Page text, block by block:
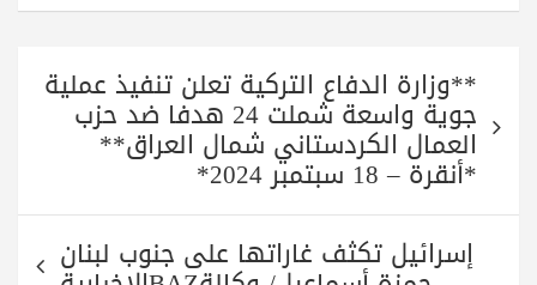
المقالات
**وزارة الدفاع التركية تعلن تنفيذ عملية
جوية واسعة شملت 24 هدفا ضد حزب
العمال الكردستاني شمال العراق**
*أنقرة – 18 سبتمبر 2024*
إسرائيل تكثف غاراتها على جنوب لبنان